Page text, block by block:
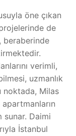
öne çıkan
de
beraberinde
verimli,
uzmanlık
noktada, Milas
sunar. Daimi
İstanbul